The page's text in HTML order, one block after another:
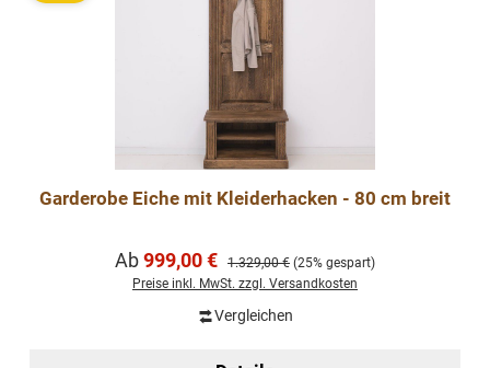
Garderobe Eiche mit Kleiderhacken - 80 cm breit
Verkaufspreis:
Ab999,00 € Regulärer Preis:
1.329,00 € (25% gespart)
Preise inkl. MwSt. zzgl. Versandkosten
Vergleichen